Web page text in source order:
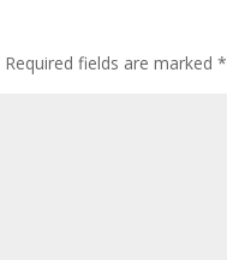
Required fields are marked*